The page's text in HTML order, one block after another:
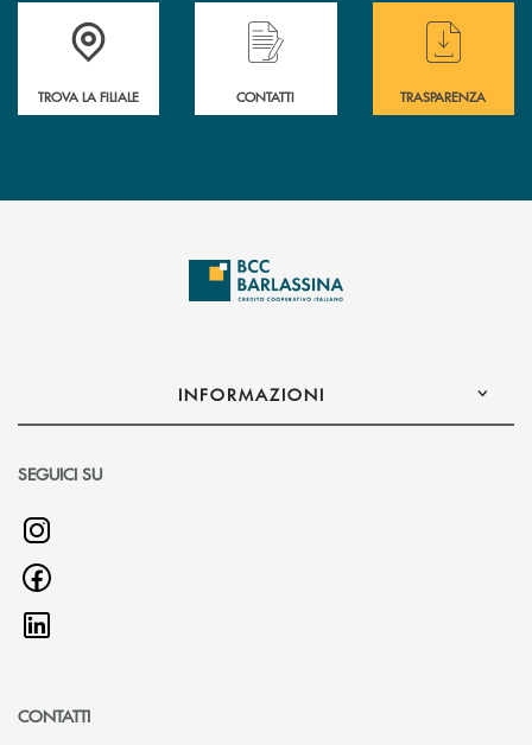
Accedi all' elenco completo delle filiali di BCC Barlassina.
TROVA LA FILIALE
Hai bisogno di assistenza immediata ?
CONTATTI
Hai bisogno di
TRASPARENZA
INFORMAZIONI
SEGUICI SU
CONTATTI